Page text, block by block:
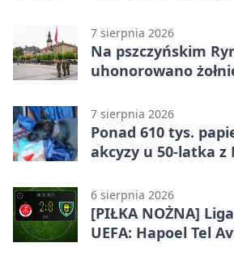
7 sierpnia 2026
Na pszczyńskim
uhonorowano
7 sierpnia 2026
Ponad 610 tys.
akcyzy u 50-latka z
6 sierpnia 2026
[PIŁKA NOŻNA]
UEFA: Hapoel Tel